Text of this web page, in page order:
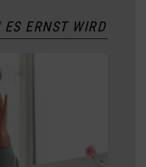
ERNST WIRD